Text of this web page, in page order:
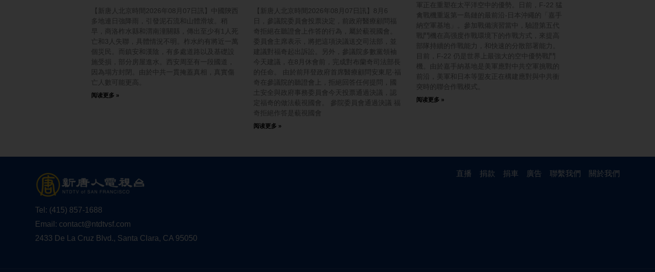
【新唐人北京時間2026年08月07日訊】中國陝西
多地連日強降雨，引發泥石流和山體滑坡。稍
早，商洛柞水縣和渭南潼關縣，傳出至少有1人死
亡和3人失聯，具體情況不明。柞水約有將近一萬
個災民。而鎮安和漢陰，有多處道路以及基礎設
施受損，部分房屋進水。西安周至有一段國道，
因為塌方封閉。由於中共一貫掩蓋真相，真實傷
亡人數可能更高。
阅读更多 »
【新唐人北京時間2026年08月07日訊】8月6
日，參議院委員會投票決定，前政府醫療顧問福
奇拒絕在聽證會上作答的行為，屬於藐視國會。
委員會主席表示，將把這項決議送交司法部，並
建議對福奇起出訴訟。另外，參議院多數黨領袖
今天建議，在8月休會前，完成對布蘭奇司法部長
的任命。 由於前拜登政府首席醫療顧問安東尼·福
奇在參議院的聽證會上，拒絕回答任何提問，國
土安全與政府事務委員會今天投票通過決議，認
定福奇的做法藐視國會。 參院委員會通過決議 福
奇拒絕作答是藐視國會
阅读更多 »
軍正在重塑在太平洋空中的優勢。日前，F-22 猛
禽戰機重返第一島鏈的最前沿-日本沖繩的「嘉手
納空軍基地」。參加戰備演習當中，驗證第五代
戰鬥機在高强度作戰環境下的作戰方式，來提高
部隊持續的作戰能力，和快速的分散部署能力。
目前，F-22 仍是世界上最強大的空中優勢戰鬥
機。由於嘉手納基地是美軍應對中共空軍挑戰的
前沿，美軍和日本等盟友正在構建應對與中共衝
突時的聯合作戰模式。
阅读更多 »
Tel: (415) 857-1688
Email: contact@ntdtvsf.com
2433 De La Cruz Blvd., Santa Clara, CA 95050
直播 捐款 捐車 廣告 聯繫我們 關於我們